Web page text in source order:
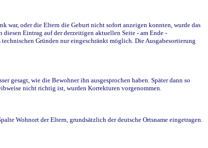
war, oder die Eltern die Geburt nicht sofort anzeigen konnten, wurde das
Eintrag auf der derzeitigen aktuellen Seite - am Ende -
Gründen nur eingeschränkt möglich. Die Ausgabesortierung
gesagt, wie die Bewohner ihn ausgesprochen haben. Später dann so
nicht richtig ist, wurden Korrekturen vorgenommen.
Wohnort der Eltern, grundsätzlich der deutsche Ortsname eingetragen.